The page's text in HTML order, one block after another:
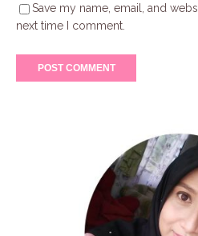
Save my name, email, and
next time I comment.